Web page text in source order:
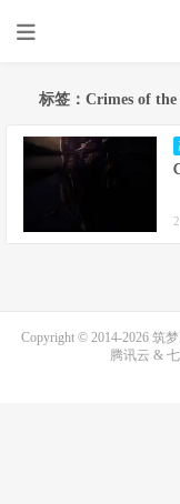
标签：Crimes of
Copyright © 2014-2026 筑
腾讯云 &